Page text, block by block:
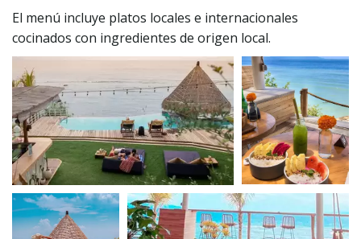
El menú incluye platos locales e internacionales
cocinados con ingredientes de origen local.